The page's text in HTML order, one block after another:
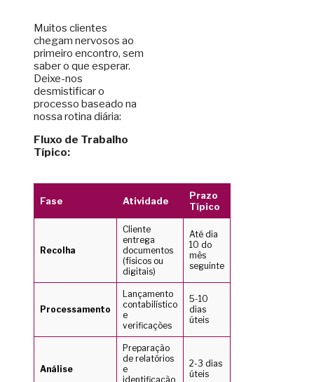
Muitos clientes
chegam nervosos ao
primeiro encontro, sem
saber o que esperar.
Deixe-nos
desmistificar o
processo baseado na
nossa rotina diária:
Fluxo de Trabalho
Típico:
Fase Atividade
Prazo
Típico
Recolha
Cliente
entrega
documentos
(físicos ou
digitais)
Até dia
10 do
mês
seguinte
Processamento
Lançamento
contabilístico
e
verificações
5-10
dias
úteis
Análise
Preparação
de relatórios
e
identificação
2-3 dias
úteis